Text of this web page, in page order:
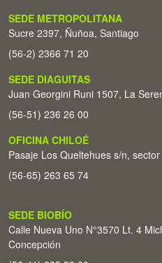
SEDE METROPOLITANA
Sucre 2397, Ñuñoa, Santiago
(56-2) 2366 71 20
SEDE DIAGUITAS
Juan Georgini Runi 1507, La
(56-51) 236 26 00
OFICINA CHILOÉ
Pasaje Los Queltehues s/n,
(56-65) 263 65 74
SEDE BIOBÍO
Calle Nueva Uno N°3570 Lt. 4
Concepción